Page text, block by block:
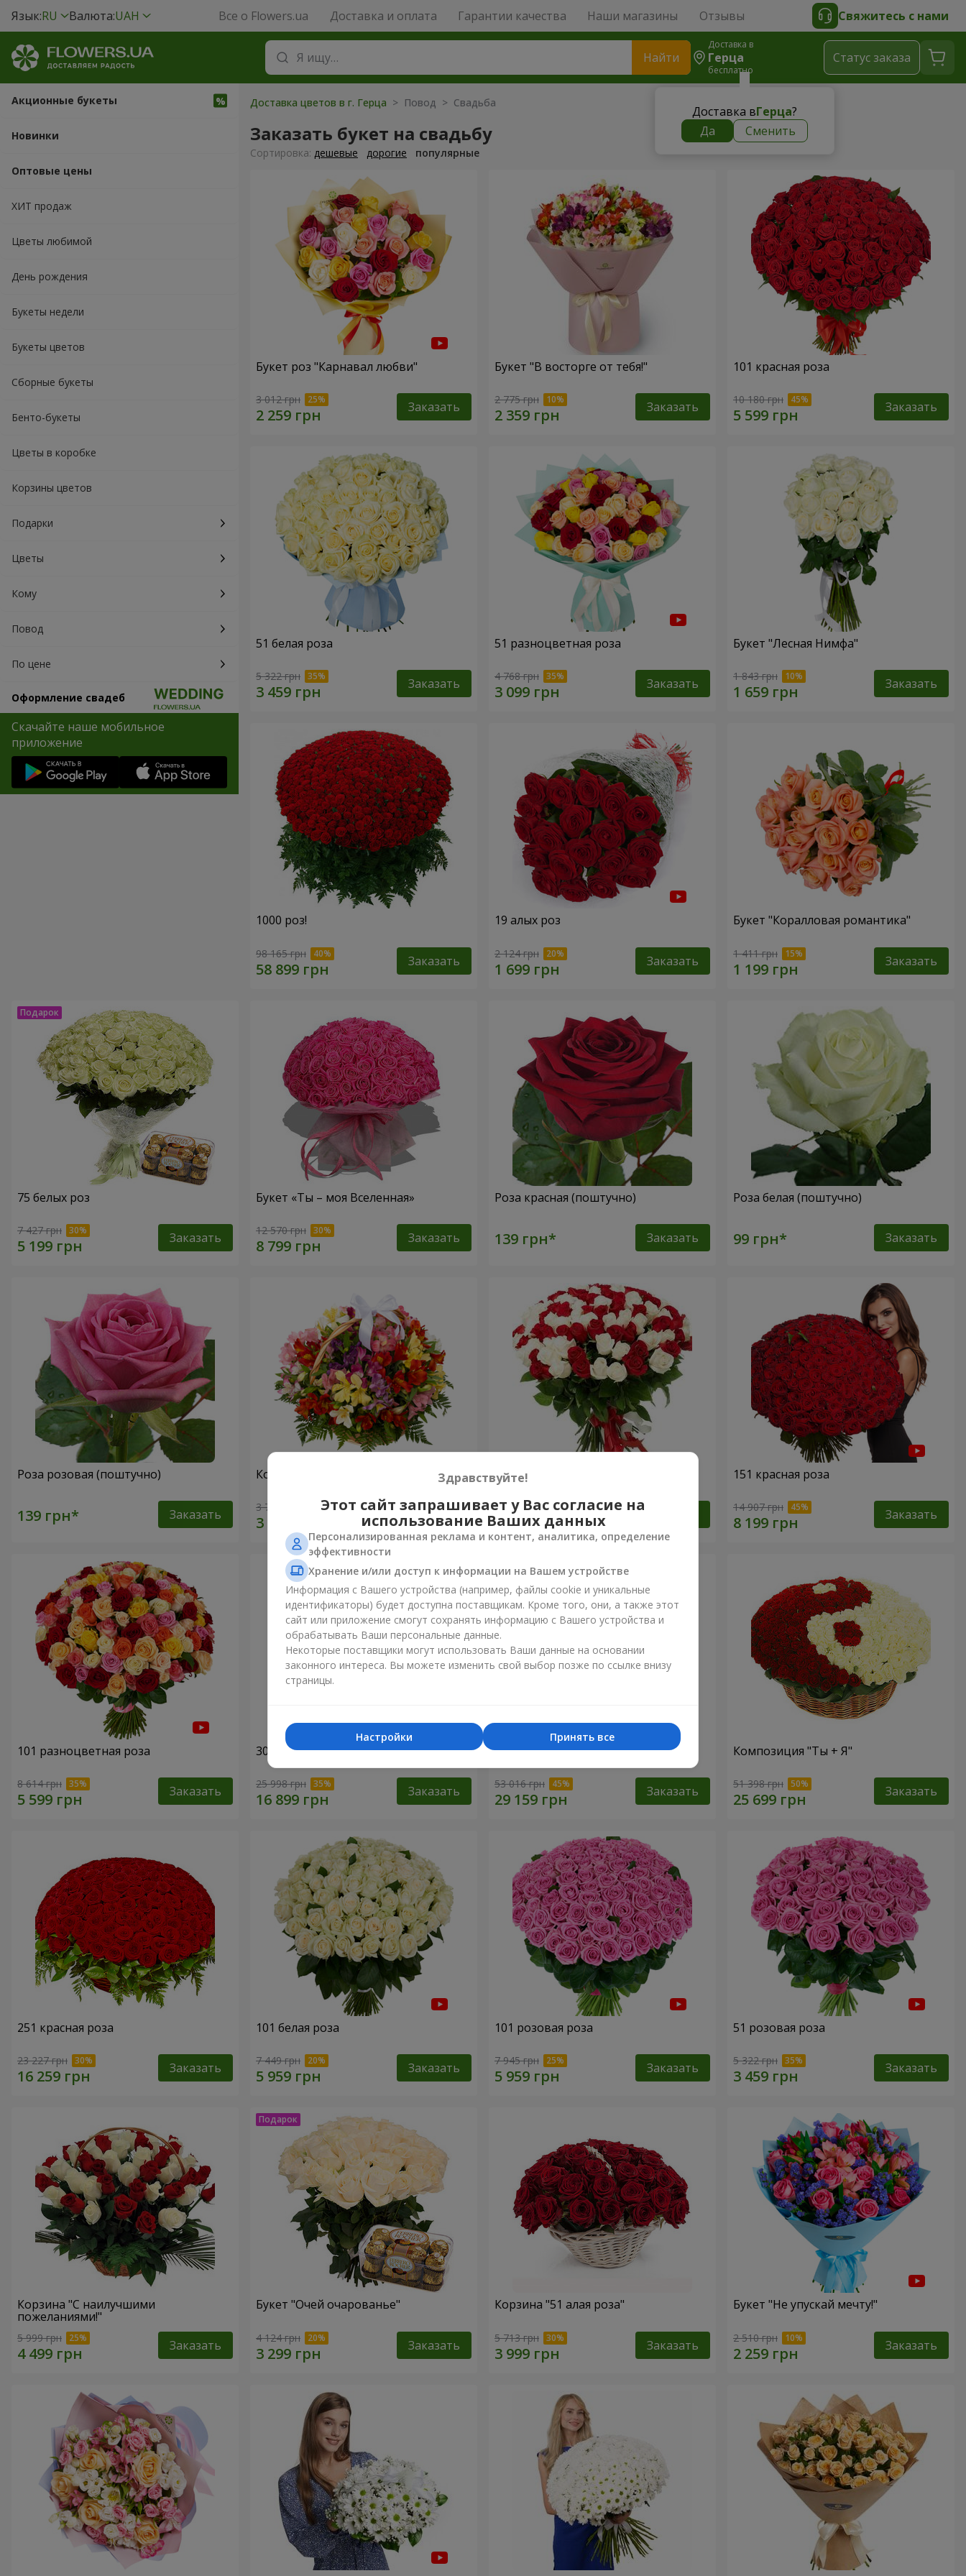
Язык:RU Валюта:UAH Все о Flowers.ua Доставка и оплата Гарантии качества Наши магазины Отзывы Свяжитесь с нами
Найти
Доставка в
Герца
бесплатно
Доставка вГерца?
Да
Сменить
Cтатус заказа
Акционные букеты
Новинки
Оптовые цены
ХИТ продаж
Цветы любимой
День рождения
Букеты недели
Букеты цветов
Сборные букеты
Бенто-букеты
Цветы в коробке
Корзины цветов
Подарки
Цветы
Кому
Повод
По цене
Оформление свадеб
Скачайте наше мобильное
приложение
Доставка цветов в г. Герца > Повод > Свадьба
Заказать букет на свадьбу
Cортировка: дешевые дорогие популярные
Букет роз "Карнавал любви"
3 012 грн Заказать
Букет "В восторге от тебя!"
2 775 грн Заказать
101 красная роза
10 180 грн Заказать
51 белая роза
5 322 грн Заказать
51 разноцветная роза
4 768 грн Заказать
Букет "Лесная Нимфа"
1 843 грн Заказать
1000 роз!
98 165 грн Заказать
19 алых роз
2 124 грн Заказать
Букет "Коралловая романтика"
1 411 грн Заказать
75 белых роз
7 427 грн Заказать
Букет «Ты – моя Вселенная»
12 570 грн Заказать
Роза красная (поштучно)
Заказать
Роза белая (поштучно)
Заказать
Роза розовая (поштучно)
Заказать
Корзина альстромерий "Акварель"
3 764 грн Заказать
101 красная и белая роза
6 443 грн
151 красная роза
14 907 грн Заказать
101 разноцветная роза
8 614 грн Заказать
301 красная роза
25 998 грн Заказать
501 красная роза
53 016 грн Заказать
Композиция "Ты + Я"
51 398 грн Заказать
251 красная роза
23 227 грн Заказать
101 белая роза
7 449 грн Заказать
101 розовая роза
7 945 грн Заказать
51 розовая роза
5 322 грн Заказать
Корзина "С наилучшими
пожеланиями!"
5 999 грн Заказать
Букет "Очей очарованье"
4 124 грн Заказать
Корзина "51 алая роза"
5 713 грн Заказать
Букет "Не упускай мечту!"
2 510 грн Заказать
Здравствуйте!
Этот сайт запрашивает у Вас согласие на
использование Ваших данных
Персонализированная реклама и контент, аналитика, определение
эффективности
Хранение и/или доступ к информации на Вашем устройстве
Информация с Вашего устройства (например, файлы cookie и уникальные
идентификаторы) будет доступна поставщикам. Кроме того, они, а также этот
сайт или приложение смогут сохранять информацию с Вашего устройства и
обрабатывать Ваши персональные данные.
Некоторые поставщики могут использовать Ваши данные на основании
законного интереса. Вы можете изменить свой выбор позже по ссылке внизу
страницы.
Принять все
Настройки